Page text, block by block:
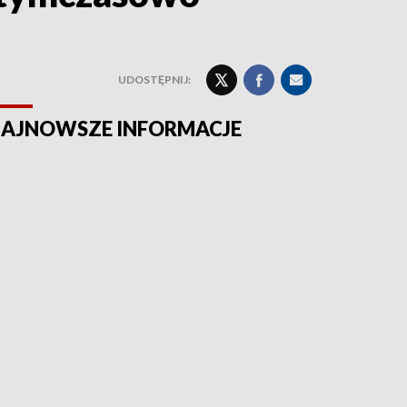
UDOSTĘPNIJ:
INFORMACJE